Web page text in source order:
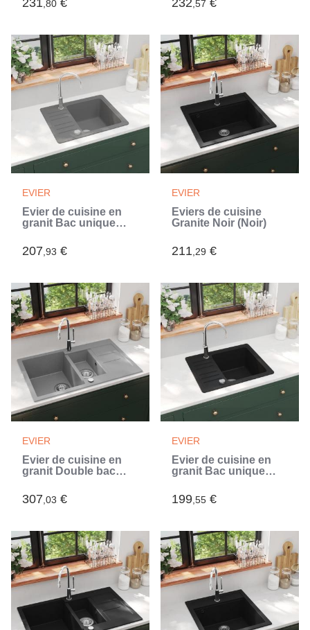
231,80 € 232,57 €
EVIER
Évier de cuisine en
granit Bac unique
207,93 €
EVIER
Éviers de cuisine
Granite Noir (Noir)
211,29 €
EVIER
Évier de cuisine en
granit Double bac
307,03 €
EVIER
Évier de cuisine en
granit Bac unique
199,55 €